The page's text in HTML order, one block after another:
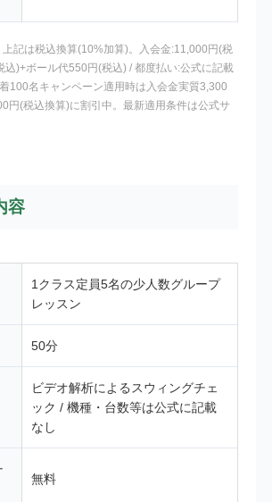
記は税込換算(10%加算)。入会金:11,000円(税
込)+ボール代550円(税込) / 都度払い:公式に記載
100名キャンペーン適用時は入会金実質3,300
円(税込換算)に割引中。最新適用条件は公式サ
容
1クラス定員5名の少人数グループ
レッスン
50分
ビデオ解析によるスウィングチェ
ック / 機種・台数等は公式に記載
なし
無料